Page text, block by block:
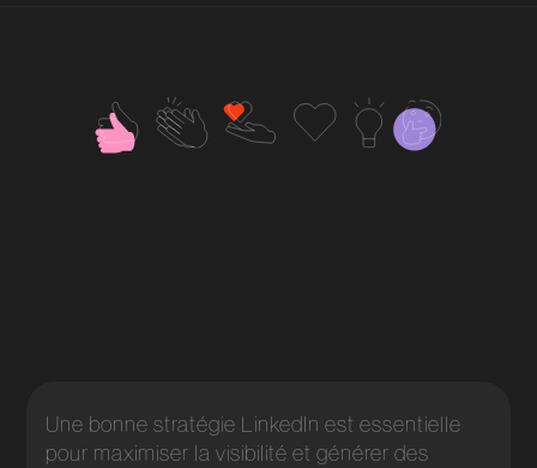
Une bonne stratégie LinkedIn est essentielle
pour maximiser la visibilité et générer des